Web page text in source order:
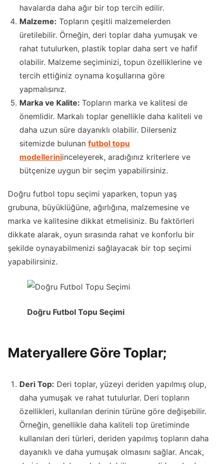
havalarda daha ağır bir top tercih edilir.
Malzeme: Topların çeşitli malzemelerden
üretilebilir. Örneğin, deri toplar daha yumuşak ve
rahat tutulurken, plastik toplar daha sert ve hafif
olabilir. Malzeme seçiminizi, topun özelliklerine ve
tercih ettiğiniz oynama koşullarına göre
yapmalısınız.
Marka ve Kalite: Topların marka ve kalitesi de
önemlidir. Markalı toplar genellikle daha kaliteli ve
daha uzun süre dayanıklı olabilir. Dilerseniz
sitemizde bulunan futbol topu
modelleriniinceleyerek, aradığınız kriterlere ve
bütçenize uygun bir seçim yapabilirsiniz.
Doğru futbol topu seçimi yaparken, topun yaş
grubuna, büyüklüğüne, ağırlığına, malzemesine ve
marka ve kalitesine dikkat etmelisiniz. Bu faktörleri
dikkate alarak, oyun sırasında rahat ve konforlu bir
şekilde oynayabilmenizi sağlayacak bir top seçimi
yapabilirsiniz.
Doğru Futbol Topu Seçimi
Materyallere Göre Toplar;
Deri Top: Deri toplar, yüzeyi deriden yapılmış olup,
daha yumuşak ve rahat tutulurlar. Deri topların
özellikleri, kullanılan derinin türüne göre değişebilir.
Örneğin, genellikle daha kaliteli top üretiminde
kullanılan deri türleri, deriden yapılmış topların daha
dayanıklı ve daha yumuşak olmasını sağlar. Ancak,